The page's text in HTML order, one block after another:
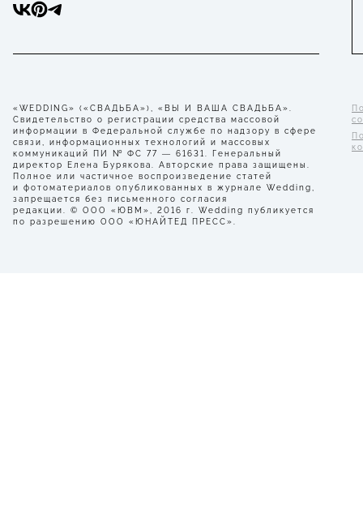
«WEDDING» («СВАДЬБА»), «ВЫ И ВАША СВАДЬБА».
Свидетельство о регистрации средства массовой
информации в Федеральной службе по надзору в сфере
связи, информационных технологий и массовых
коммуникаций ПИ № ФС 77 — 61631. Генеральный
директор Елена Бурякова. Авторские права защищены.
Полное или частичное воспроизведение статей
и фотоматериалов опубликованных в журнале Wedding,
запрещается без письменного согласия
редакции. © ООО «ЮВМ», 2016 г. Wedding публикуется
по разрешению ООО «ЮНАЙТЕД ПРЕСС».